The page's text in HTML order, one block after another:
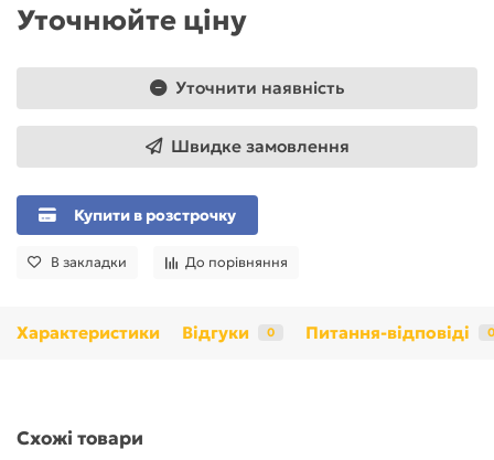
Уточнюйте ціну
Уточнити наявність
Швидке замовлення
Купити в розстрочку
В закладки До порівняння
Характеристики Відгуки 0 Питання-відповіді 0
Схожі товари